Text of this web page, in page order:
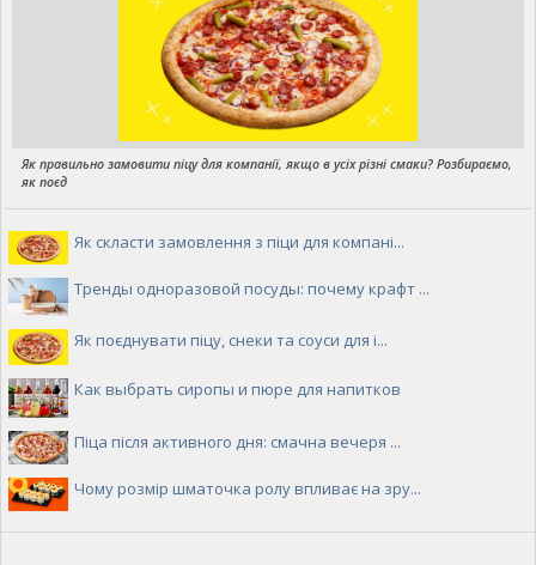
Як правильно замовити піцу для компанії, якщо в усіх різні смаки? Розбираємо,
як поєд
Як скласти замовлення з піци для компані...
Тренды одноразовой посуды: почему крафт ...
Як поєднувати піцу, снеки та соуси для і...
Как выбрать сиропы и пюре для напитков
Піца після активного дня: смачна вечеря ...
Чому розмір шматочка ролу впливає на зру...